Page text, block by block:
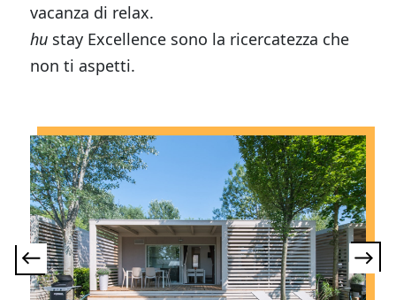
vacanza di relax.
hu stay Excellence sono la ricercatezza che
non ti aspetti.